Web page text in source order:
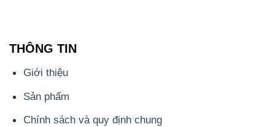
THÔNG TIN
Giới thiệu
Sản phẩm
Chính sách và quy định chung